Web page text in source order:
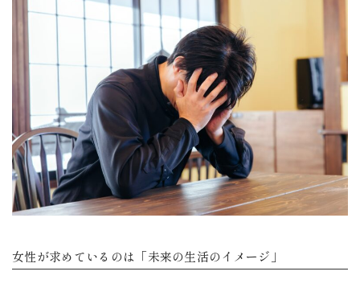
女性が求めているのは「未来の生活のイメージ」